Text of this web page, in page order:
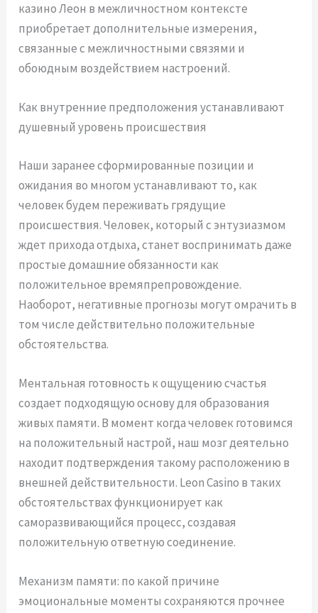
казино Леон в межличностном контексте
приобретает дополнительные измерения,
связанные с межличностными связями и
обоюдным воздействием настроений.
Как внутренние предположения устанавливают
душевный уровень происшествия
Наши заранее сформированные позиции и
ожидания во многом устанавливают то, как
человек будем переживать грядущие
происшествия. Человек, который с энтузиазмом
ждет прихода отдыха, станет воспринимать даже
простые домашние обязанности как
положительное времяпрепровождение.
Наоборот, негативные прогнозы могут омрачить в
том числе действительно положительные
обстоятельства.
Ментальная готовность к ощущению счастья
создает подходящую основу для образования
живых памяти. В момент когда человек готовимся
на положительный настрой, наш мозг деятельно
находит подтверждения такому расположению в
внешней действительности. Leon Casino в таких
обстоятельствах функционирует как
саморазвивающийся процесс, создавая
положительную ответную соединение.
Механизм памяти: по какой причине
эмоциональные моменты сохраняются прочнее